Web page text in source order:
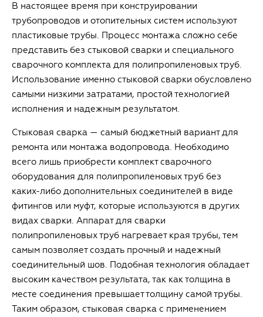
В настоящее время при конструировании
трубопроводов и отопительных систем используют
пластиковые трубы. Процесс монтажа сложно себе
представить без стыковой сварки и специального
сварочного комплекта для полипропиленовых труб.
Использование именно стыковой сварки обусловлено
самыми низкими затратами, простой технологией
исполнения и надежным результатом.
Стыковая сварка — самый бюджетный вариант для
ремонта или монтажа водопровода. Необходимо
всего лишь приобрести комплект сварочного
оборудования для полипропиленовых труб без
каких-либо дополнительных соединителей в виде
фитингов или муфт, которые используются в других
видах сварки. Аппарат для сварки
полипропиленовых труб нагревает края трубы, тем
самым позволяет создать прочный и надежный
соединительный шов. Подобная технология обладает
высоким качеством результата, так как толщина в
месте соединения превышает толщину самой трубы.
Таким образом, стыковая сварка с применением